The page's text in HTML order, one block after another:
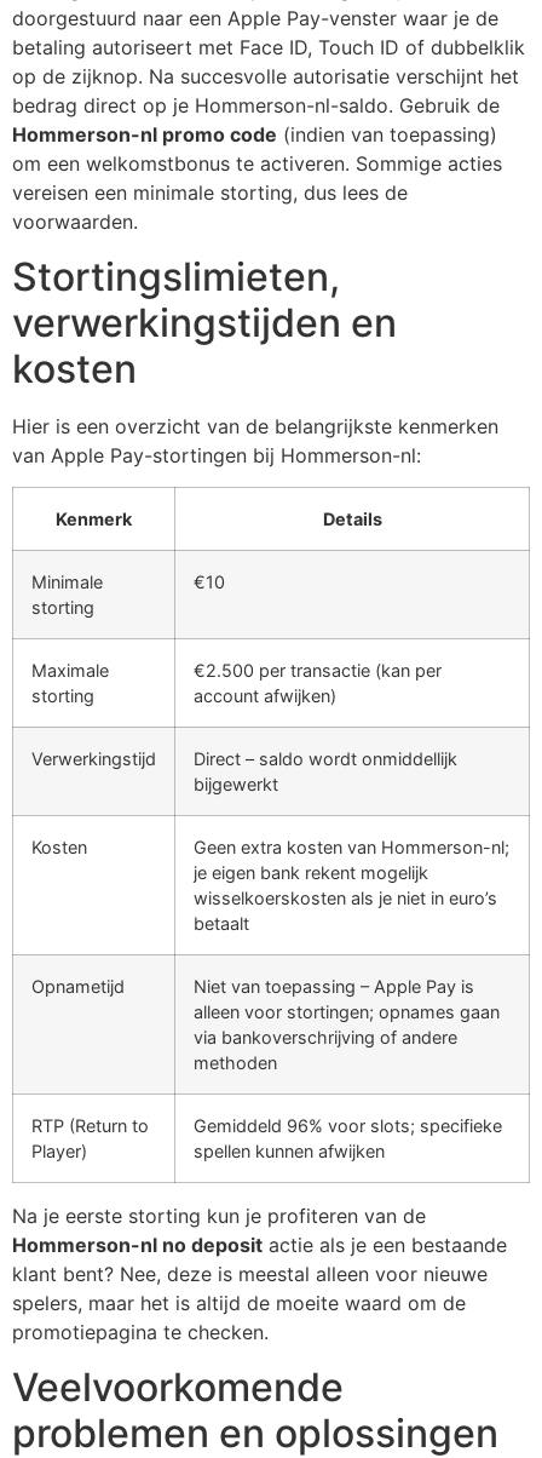
doorgestuurd naar een Apple Pay-venster waar je de
betaling autoriseert met Face ID, Touch ID of dubbelklik
op de zijknop. Na succesvolle autorisatie verschijnt het
bedrag direct op je Hommerson-nl-saldo. Gebruik de
Hommerson-nl promo code (indien van toepassing)
om een welkomstbonus te activeren. Sommige acties
vereisen een minimale storting, dus lees de
voorwaarden.
Stortingslimieten,
verwerkingstijden en
kosten
Hier is een overzicht van de belangrijkste kenmerken
van Apple Pay-stortingen bij Hommerson-nl:
Kenmerk Details
Minimale
storting
€10
Maximale
storting
€2.500 per transactie (kan per
account afwijken)
Verwerkingstijd
Direct – saldo wordt onmiddellijk
bijgewerkt
Kosten
Geen extra kosten van Hommerson-nl;
je eigen bank rekent mogelijk
wisselkoerskosten als je niet in euro’s
betaalt
Opnametijd
Niet van toepassing – Apple Pay is
alleen voor stortingen; opnames gaan
via bankoverschrijving of andere
methoden
RTP (Return to
Player)
Gemiddeld 96% voor slots; specifieke
spellen kunnen afwijken
Na je eerste storting kun je profiteren van de
Hommerson-nl no deposit actie als je een bestaande
klant bent? Nee, deze is meestal alleen voor nieuwe
spelers, maar het is altijd de moeite waard om de
promotiepagina te checken.
Veelvoorkomende
problemen en oplossingen